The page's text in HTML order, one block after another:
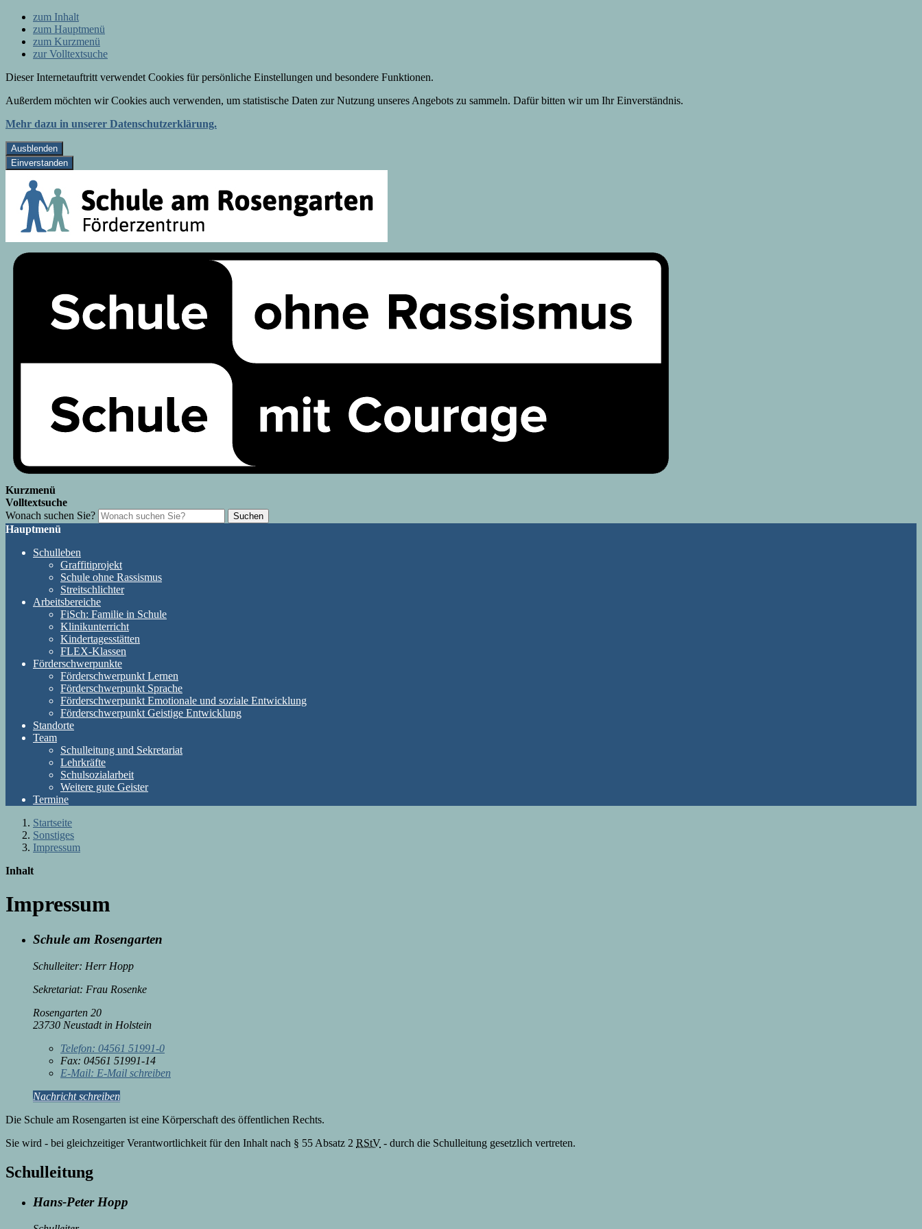
zum Inhalt
zum Hauptmenü
zum Kurzmenü
zur Volltextsuche
Dieser Internetauftritt verwendet Cookies für persönliche Einstellungen und besondere Funktionen.
Außerdem möchten wir Cookies auch verwenden, um statistische Daten zur Nutzung unseres Angebots zu sammeln. Dafür bitten wir um Ihr Einverständnis.
Mehr dazu in unserer Datenschutzerklärung.
Ausblenden
Einverstanden
Kurzmenü
Volltextsuche
Wonach suchen Sie?
Suchen
Hauptmenü
Schulleben
Graffitiprojekt
Schule ohne Rassismus
Streitschlichter
Arbeitsbereiche
FiSch: Familie in Schule
Klinikunterricht
Kindertagesstätten
FLEX-Klassen
Förderschwerpunkte
Förderschwerpunkt Lernen
Förderschwerpunkt Sprache
Förderschwerpunkt Emotionale und soziale Entwicklung
Förderschwerpunkt Geistige Entwicklung
Standorte
Team
Schulleitung und Sekretariat
Lehrkräfte
Schulsozialarbeit
Weitere gute Geister
Termine
Startseite
Sonstiges
Impressum
Inhalt
Impressum
Schule am Rosengarten
Schulleiter: Herr Hopp
Sekretariat: Frau Rosenke
Rosengarten 20
23730 Neustadt in Holstein
Telefon: 04561 51991-0
Fax: 04561 51991-14
E-Mail: E-Mail schreiben
Nachricht schreiben
Die Schule am Rosengarten ist eine Körperschaft des öffentlichen Rechts.
Sie wird - bei gleichzeitiger Verantwortlichkeit für den Inhalt nach § 55 Absatz 2 RStV - durch die Schulleitung gesetzlich vertreten.
Schulleitung
Hans-Peter Hopp